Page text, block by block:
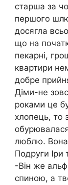
старша за
першого
досягла
що на
пекарні,
квартири
добре
Діми-не
роками це
хлопець, то
люблю. Вона
Подруги Іри
-Він же
спиною, а